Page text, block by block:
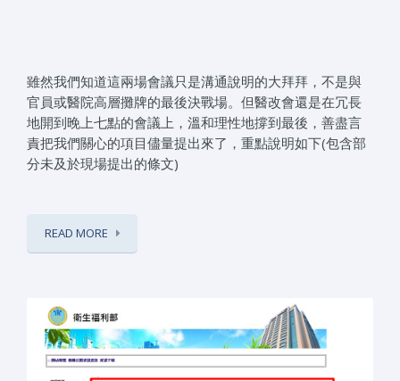
雖然我們知道這兩場會議只是溝通說明的大拜拜，不是與
官 員或醫院高層攤牌的最後決戰場。但醫改會還是在冗長
地開到晚上七點的會議上，溫和理性地撐到最後，善盡言
責把我們關心的項目儘量提出來了，重點說明如下(包含部
分未及於現場提出的條文)
READ MORE